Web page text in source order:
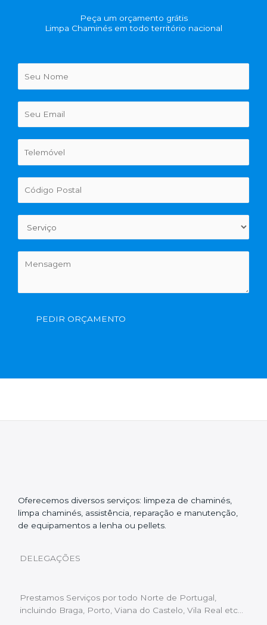
Peça um orçamento grátis
Limpa Chaminés em todo território nacional
PEDIR ORÇAMENTO
Oferecemos diversos serviços: limpeza de chaminés,
limpa chaminés, assistência, reparação e manutenção,
de equipamentos a lenha ou pellets.
DELEGAÇÕES
Prestamos Serviços por todo Norte de Portugal,
incluindo Braga, Porto, Viana do Castelo, Vila Real etc…